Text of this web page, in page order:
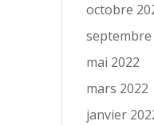
octobre
septembre
mai 2022
mars 2022
janvier